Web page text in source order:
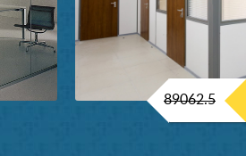
89062.5